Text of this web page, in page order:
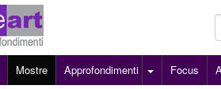
Mostre Approfondimenti Focus